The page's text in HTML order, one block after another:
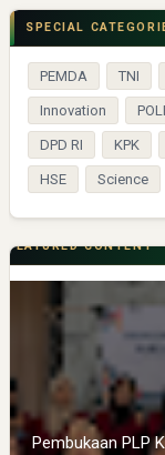
SPECIAL
PEMDA TNI
Innovation
DPD RI KPK
HSE Science
FEATURED CONTENT
Pembukaan PLP